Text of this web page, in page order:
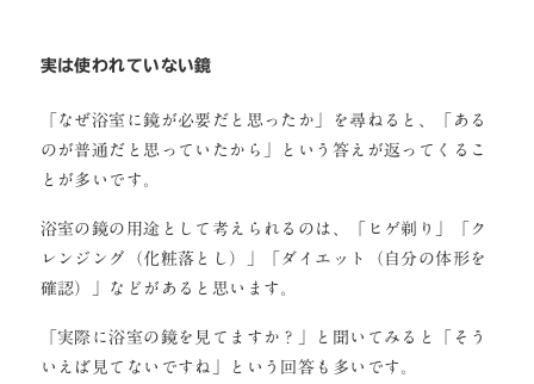
実は使われていない鏡
「なぜ浴室に鏡が必要だと思ったか」を尋ねると、「ある
のが普通だと思っていたから」という答えが返ってくるこ
とが多いです。
浴室の鏡の用途として考えられるのは、「ヒゲ剃り」「ク
レンジング（化粧落とし）」「ダイエット（自分の体形を
確認）」などがあると思います。
「実際に浴室の鏡を見てますか？」と聞いてみると「そう
いえば見てないですね」という回答も多いです。